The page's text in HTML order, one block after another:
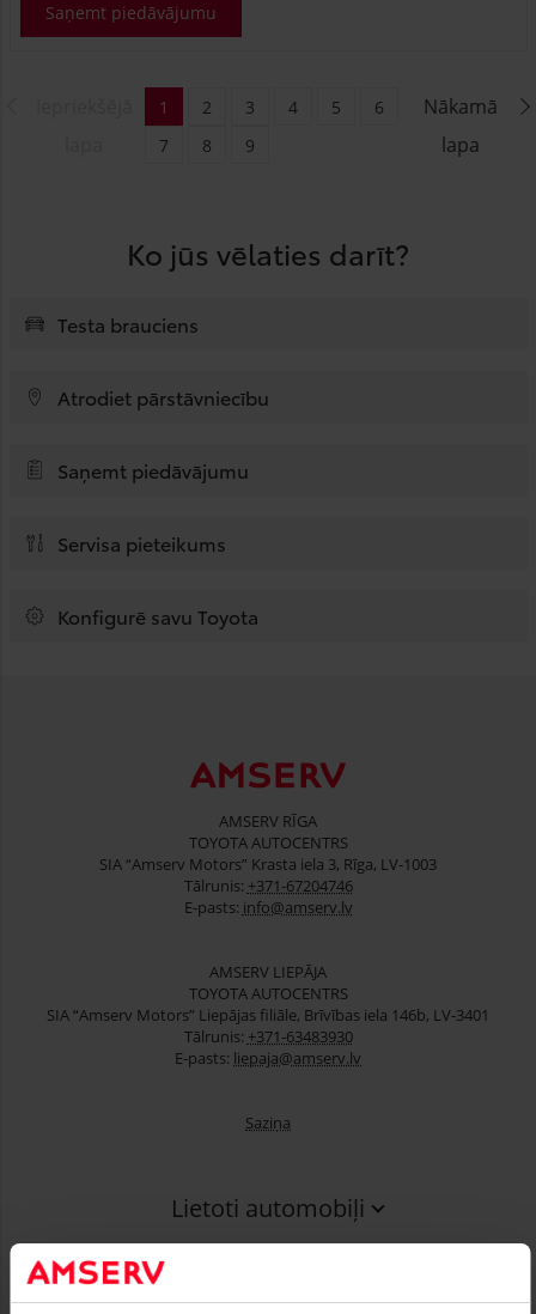
Saņemt piedāvājumu
Nākamā
lapa
1 2 3 4 5
6
7
8 9
Ko jūs vēlaties darīt?
Testa brauciens
Atrodiet pārstāvniecību
Saņemt piedāvājumu
Servisa pieteikums
Konfigurē savu Toyota
AMSERV RĪGA
TOYOTA AUTOCENTRS
SIA “Amserv Motors” Krasta iela 3, Rīga, LV-1003
Tālrunis: +371-67204746
E-pasts: info@amserv.lv
AMSERV LIEPĀJA
TOYOTA AUTOCENTRS
SIA “Amserv Motors” Liepājas filiāle, Brīvības iela 146b, LV-3401
Tālrunis: +371-63483930
E-pasts: liepaja@amserv.lv
Saziņa
Lietoti automobiļi
Serviss